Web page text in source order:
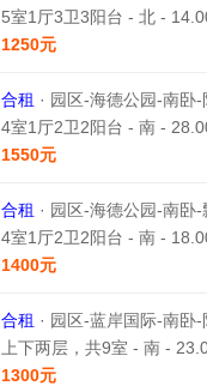
5室1厅3卫3阳台 - 北 -
1250元
合租 · 园区-海德公园-南卧
4室1厅2卫2阳台 - 南 -
1550元
合租 · 园区-海德公园-南卧-
4室1厅2卫2阳台 - 南 -
1400元
合租 · 园区-蓝岸国际-南卧-
上下两层，共9室 - 南 -
1300元